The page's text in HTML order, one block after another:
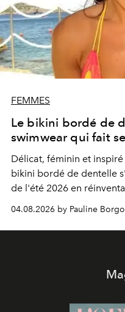
FEMMES
Le bikini bordé de
swimwear qui fait
Délicat, féminin et
bikini bordé de dentelle
de l'été 2026 en
04.08.2026 by Pauline